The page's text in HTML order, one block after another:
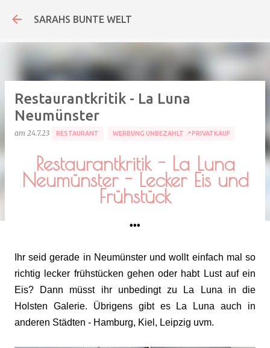
SARAHS BUNTE WELT
Restaurantkritik - La Luna
Neumünster
am 24.7.23 RESTAURANT WERBUNG UNBEZAHLT 📍PRIVATKAUF
Restaurantkritik - La Luna
Neumünster - Lecker Eis und
Frühstück
•••
Ihr seid gerade in Neumünster und wollt einfach mal so
richtig lecker frühstücken gehen oder habt Lust auf ein
Eis? Dann müsst ihr unbedingt zu La Luna in die
Holsten Galerie. Übrigens gibt es La Luna auch in
anderen Städten - Hamburg, Kiel, Leipzig uvm.